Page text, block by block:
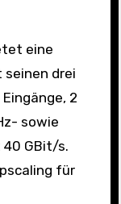
eine
drei
2
sowie
40 GBit/s.
für